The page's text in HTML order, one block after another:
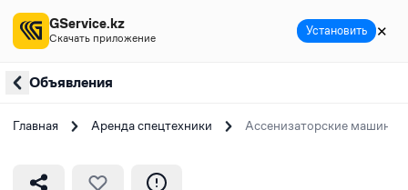
Объявления
Главная Аренда спецтехники Ассенизаторские машины
GService.kz
Скачать приложение Установить ✕